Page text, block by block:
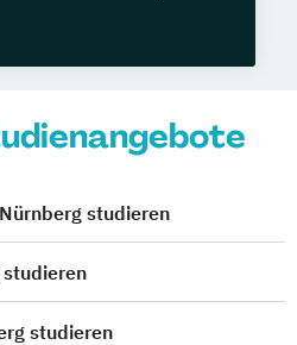
studieren
studieren